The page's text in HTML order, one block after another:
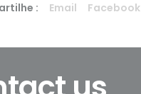
: Email Facebook